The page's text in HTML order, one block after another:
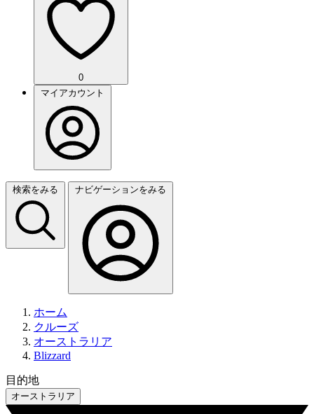
0
マイアカウント
検索をみる ナビゲーションをみる
ホーム
クルーズ
オーストラリア
Blizzard
目的地
オーストラリア